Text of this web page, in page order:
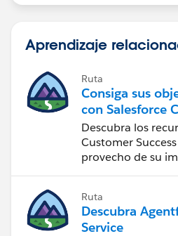
Shiv
Aprendizaje
Ruta
Consiga sus
con Salesforce
Success
Descubra los
Customer
provecho de su
Ruta
Descubra
Service